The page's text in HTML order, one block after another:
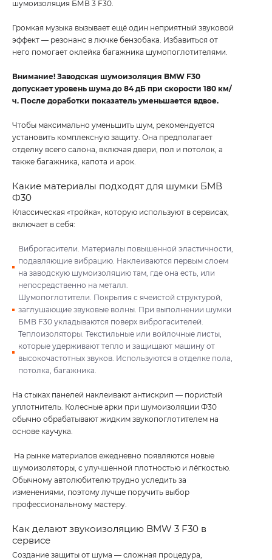
шумоизоляция БМВ 3 F30.
Громкая музыка вызывает ещё один неприятный звуковой
эффект — резонанс в лючке бензобака. Избавиться от
него помогает оклейка багажника шумопоглотителями.
Внимание! Заводская шумоизоляция BMW F30
допускает уровень шума до 84 дБ при скорости 180 км/
ч. После доработки показатель уменьшается вдвое.
Чтобы максимально уменьшить шум, рекомендуется
установить комплексную защиту. Она предполагает
отделку всего салона, включая двери, пол и потолок, а
также багажника, капота и арок.
Какие материалы подходят для шумки БМВ
Ф30
Классическая «тройка», которую используют в сервисах,
включает в себя:
Виброгасители. Материалы повышенной эластичности,
подавляющие вибрацию. Наклеиваются первым слоем
на заводскую шумоизоляцию там, где она есть, или
непосредственно на металл.
Шумопоглотители. Покрытия с ячеистой структурой,
заглушающие звуковые волны. При выполнении шумки
БМВ F30 укладываются поверх виброгасителей.
Теплоизоляторы. Текстильные или войлочные листы,
которые удерживают тепло и защищают машину от
высокочастотных звуков. Используются в отделке пола,
потолка, багажника.
На стыках панелей наклеивают антискрип — пористый
уплотнитель. Колесные арки при шумоизоляции Ф30
обычно обрабатывают жидким звукопоглотителем на
основе каучука.
На рынке материалов ежедневно появляются новые
шумоизоляторы, с улучшенной плотностью и лёгкостью.
Обычному автолюбителю трудно уследить за
изменениями, поэтому лучше поручить выбор
профессиональному мастеру.
Как делают звукоизоляцию BMW 3 F30 в
сервисе
Создание защиты от шума — сложная процедура,